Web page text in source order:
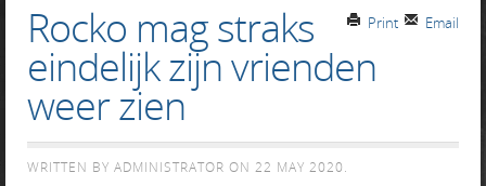
Email
Print
Rocko mag straks
eindelijk zijn vrienden
weer zien
WRITTEN BY ADMINISTRATOR ON 22 MAY 2020.